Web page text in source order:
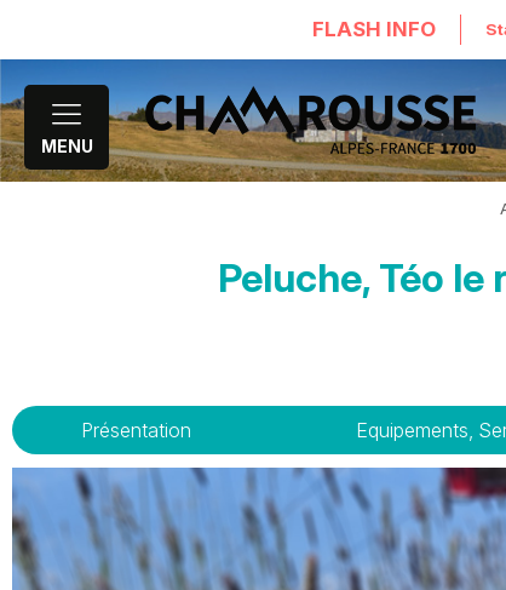
FLASH INFO
MENU
Peluche, Téo
Présentation Equipements,